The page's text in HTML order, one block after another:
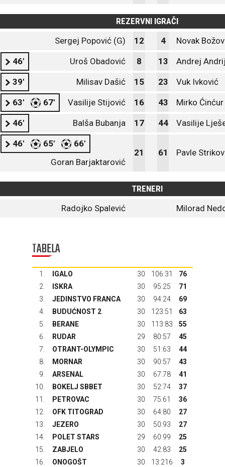
REZERVNI IGRAČI
Sergej Popović (G)
12 4 Novak
46' Uroš Obadović 8 13 Andrej
39' Milisav Dašić 15 23 Vuk Ivković
63' 67' Vasilije Stijović 16 43 Mirko Ćinćur
46' Balša Bubanja 17 44 Vasilije
46' 65'
66'
Goran Barjaktarović
21 61 Pavle
TRENERI
Radojko Spalević
Milorad
TABELA
1. IGALO 30 106:31
76
2.
ISKRA 30 95:25
71
3.
JEDINSTVO FRANCA 30 94:24
69
4.
BUDUĆNOST 2 30 123:51
63
5.
BERANE 30 113:83
55
6.
RUDAR 29 80:57
45
7.
OTRANT-OLYMPIC 30 51:63
44
8.
MORNAR 30 90:57
43
9.
ARSENAL 30 67:78
41
10.
BOKELJ SBBET 30 52:74
37
11.
PETROVAC 30 75:61
36
12.
OFK TITOGRAD 30 64:80
27
13.
JEZERO 30 50:93
27
14.
POLET STARS 29 60:99
25
15.
ZABJELO 30 42:83
25
16.
ONOGOŠT 30 13:216 3